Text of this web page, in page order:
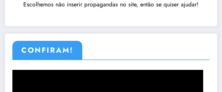
Escolhemos não inserir propagandas no site, então se quiser ajudar!
CONFIRAM!